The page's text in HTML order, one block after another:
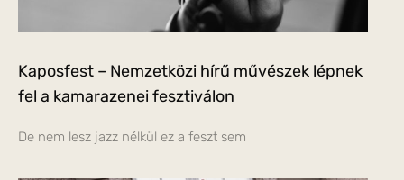
Kaposfest – Nemzetközi hírű művészek lépnek
fel a kamarazenei fesztiválon
De nem lesz jazz nélkül ez a feszt sem